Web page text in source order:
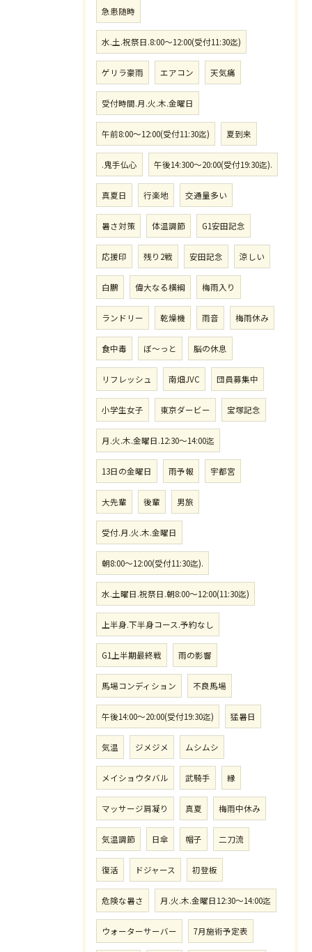
急患随時
水.土.祝祭日.8:00〜12:00(受付11:30迄)
ゲリラ豪雨 エアコン 天気痛
受付時間.月.火.木.金曜日
午前8:00〜12:00(受付11:30迄) 夏到来
.鬼手仏心 午後14:300〜20:00(受付19:30迄).
真夏日 行楽地 交通量多い
暑さ対策 体温調節 G1安田記念
応援印 残り2戦 安田記念 涼しい
白鵬 偉大なる横綱 梅雨入り
ランドリー 乾燥機 雨音 梅雨休み
食中毒 ぼ〜っと 脳の休息
リフレッシュ 南畑JVC 団員募集中
小学生女子 東京ダービー 宝塚記念
月.火.木.金曜日.12:30〜14:00迄
13日の金曜日 雨予報 宇都宮
大先輩 後輩 男旅
受付.月.火.木.金曜日
朝8:00〜12:00(受付11:30迄).
水.土曜日.祝祭日.朝8:00〜12:00(11:30迄)
上半身.下半身コース.予約なし
G1上半期最終戦 雨の影響
馬場コンディション 不良馬場
午後14:00〜20:00(受付19:30迄) 猛暑日
気温 ジメジメ ムシムシ
メイショウタバル 武騎手 縁
マッサージ肩凝り 真夏 梅雨中休み
気温調節 日傘 帽子 二刀流
復活 ドジャース 初登板
危険な暑さ 月.火.木.金曜日12:30〜14:00迄
ウォーターサーバー 7月施術予定表